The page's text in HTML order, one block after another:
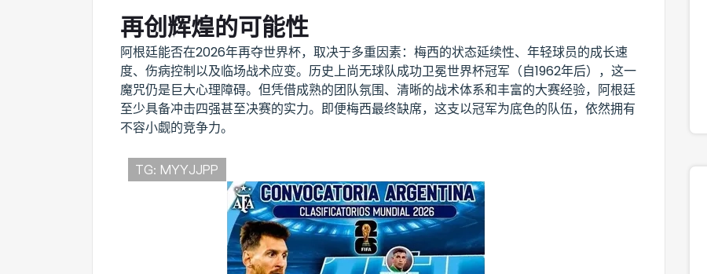
再创辉煌的可能性
阿根廷能否在2026年再夺世界杯，取决于多重因素：梅西的状态延续性、年轻球员的成长速
度、伤病控制以及临场战术应变。历史上尚无球队成功卫冕世界杯冠军（自1962年后），这一
魔咒仍是巨大心理障碍。但凭借成熟的团队氛围、清晰的战术体系和丰富的大赛经验，阿根廷
至少具备冲击四强甚至决赛的实力。即便梅西最终缺席，这支以冠军为底色的队伍，依然拥有
不容小觑的竞争力。